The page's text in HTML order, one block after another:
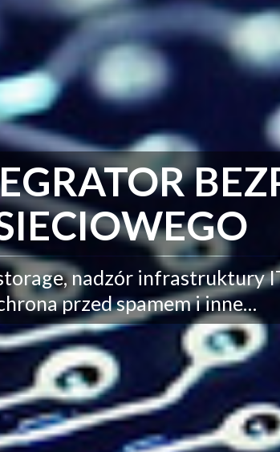
nadzór infrastruktury
przed spamem i inne…